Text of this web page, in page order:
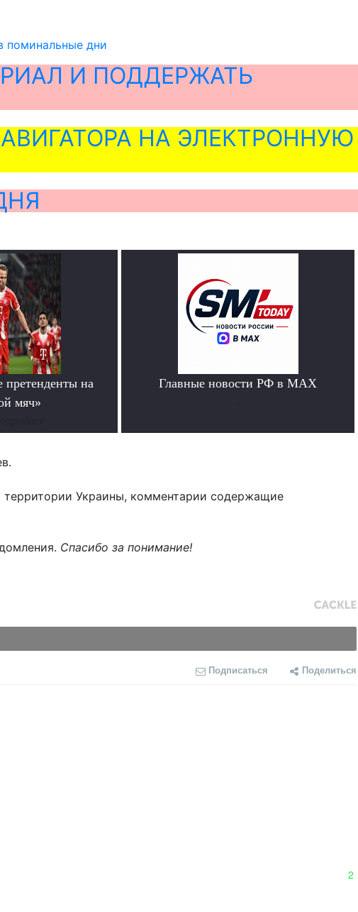
поминальные дни
И ПОДДЕРЖАТЬ
НА ЭЛЕКТРОННУЮ
претенденты на
мяч»
Главные новости РФ в MAX
Украины, комментарии содержащие
Спасибо за понимание!
Подписаться Поделиться
2